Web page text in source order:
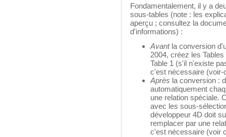
Fondamentalement, il y a
sous-tables (note : les
aperçu ; consultez la
d'informations) :
Avantla conversion
2004, créez les
Table 1 (s'il n'existe
c'est nécessaire (voir-
Après la conversion :
automatiquement
une relation spéciale.
avec les sous-
développeur 4D doit
remplacer par une
c'est nécessaire (voir